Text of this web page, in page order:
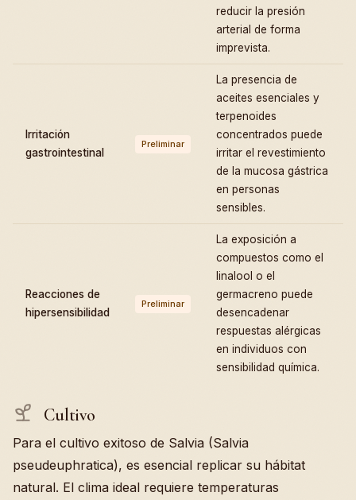
reducir la presión
arterial de forma
imprevista.
Irritación
gastrointestinal
Preliminar
La presencia de
aceites esenciales y
terpenoides
concentrados puede
irritar el revestimiento
de la mucosa gástrica
en personas
sensibles.
Reacciones de
hipersensibilidad
Preliminar
La exposición a
compuestos como el
linalool o el
germacreno puede
desencadenar
respuestas alérgicas
en individuos con
sensibilidad química.
Cultivo
Para el cultivo exitoso de Salvia (Salvia
pseudeuphratica), es esencial replicar su hábitat
natural. El clima ideal requiere temperaturas